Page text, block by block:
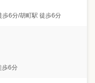
歩6分/胡町駅 徒歩6分
歩6分